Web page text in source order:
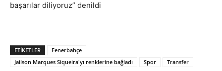
başarılar diliyoruz” denildi
ETİKETLER
Fenerbahçe
Jailson Marques Siqueira'yı renklerine bağladı
Spor Transfer